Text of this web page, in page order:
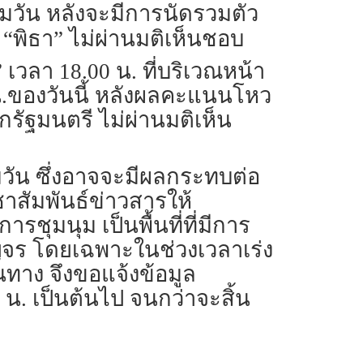
วัน หลังจะมีการนัดรวมตัว
พิธา” ไม่ผ่านมติเห็นชอบ
วลา 18.00 น. ที่บริเวณหน้า
ของวันนี้ หลังผลคะแนนโหว
รัฐมนตรี ไม่ผ่านมติเห็น
น ซึ่งอาจจะมีผลกระทบต่อ
สัมพันธ์ข่าวสารให้
ารชุมนุม เป็นพื้นที่ที่มีการ
โดยเฉพาะในช่วงเวลาเร่ง
าง จึงขอแจ้งข้อมูล
น. เป็นต้นไป จนกว่าจะสิ้น